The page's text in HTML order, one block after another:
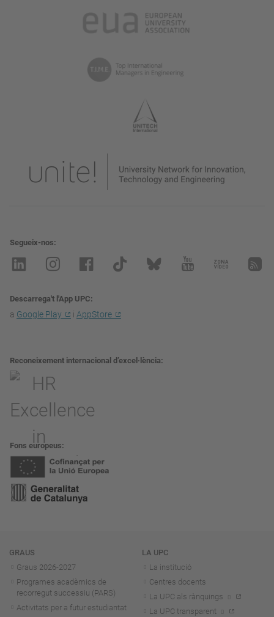
Segueix-nos
Descarrega't l'App UPC
a Google Play i AppStore
Reconeixement internacional d’excel·lència
Fons europeus
Navegació
GRAUS
Graus 2026-2027
Programes acadèmics de
recorregut successiu (PARS)
Activitats per a futur estudiantat
LA UPC
La institució
Centres docents
La UPC als rànquings
La UPC transparent